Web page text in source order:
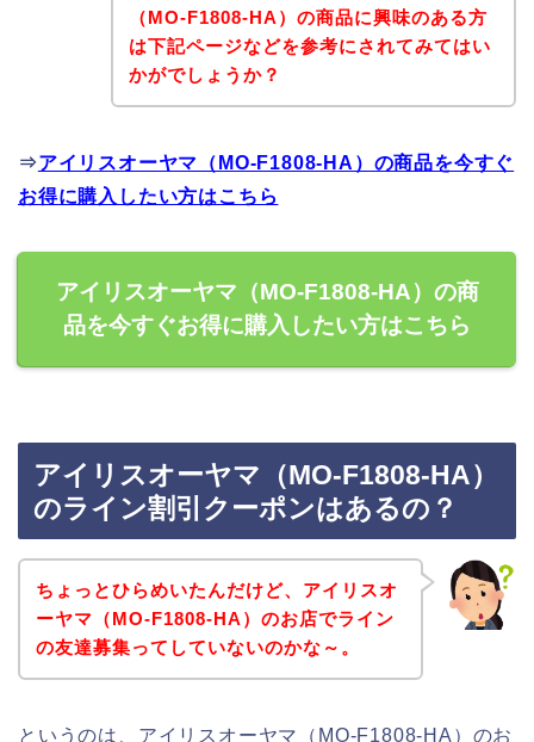
（MO-F1808-HA）の商品に興味のある方
は下記ページなどを参考にされてみてはい
かがでしょうか？
⇒アイリスオーヤマ（MO-F1808-HA）の商品を今すぐ
お得に購入したい方はこちら
アイリスオーヤマ（MO-F1808-HA）の商
品を今すぐお得に購入したい方はこちら
アイリスオーヤマ（MO-F1808-HA）
のライン割引クーポンはあるの？
ちょっとひらめいたんだけど、アイリスオ
ーヤマ（MO-F1808-HA）のお店でライン
の友達募集ってしていないのかな～。
というのは、アイリスオーヤマ（MO-F1808-HA）のお